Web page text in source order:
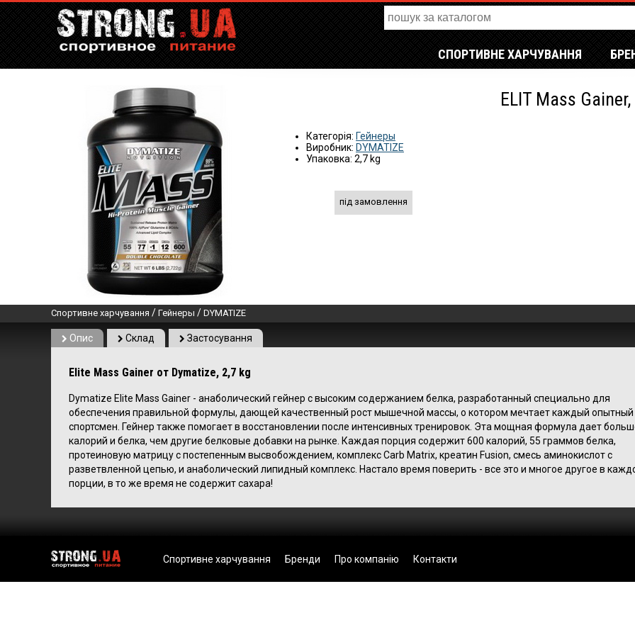
СПОРТИВНЕ ХАРЧУВАННЯ
ELIT Mass
Категорія: Гейнеры
Виробник: DYMATIZE
Упаковка: 2,7 kg
під замовлення
Спортивне харчування / Гейнеры / DYMATIZE
Опис Склад Застосування
Elite Mass Gainer от Dymatize, 2,7 kg
Dymatize Elite Mass Gainer - анаболический гейнер с высоким содержанием белка, разработанный специально для
обеспечения правильной формулы, дающей качественный рост мышечной массы, о котором мечтает каждый опытный
спортсмен. Гейнер также помогает в восстановлении после интенсивных тренировок. Эта мощная формула дает
калорий и белка, чем другие белковые добавки на рынке. Каждая порция содержит 600 калорий, 55 граммов белка,
протеиновую матрицу с постепенным высвобождением, комплекс Carb Matrix, креатин Fusion, смесь аминокислот с
разветвленной цепью, и анаболический липидный комплекс. Настало время поверить - все это и многое другое в
порции, в то же время не содержит сахара!
Спортивне харчування Бренди Про компанію Контакти